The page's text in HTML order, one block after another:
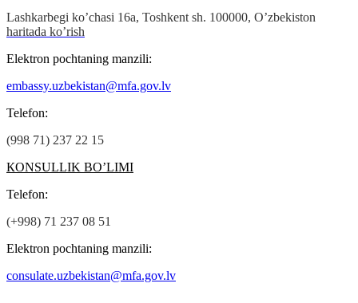
Lashkarbegi ko’chasi 16а, Toshkent sh. 100000, O’zbekiston
haritada ko’rish
Elektron pochtaning manzili:
embassy.uzbekistan@mfa.gov.lv
Теlefon:
(998 71) 237 22 15
КОNSULLIK BO’LIMI
Теlefon:
(+998) 71 237 08 51
Elektron pochtaning manzili:
consulate.uzbekistan@mfa.gov.lv